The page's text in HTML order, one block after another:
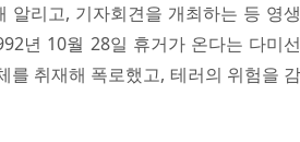
알리고, 기자회견을 개최하는 등 영
년 10월 28일 휴거가 온다는 다미
를 취재해 폭로했고, 테러의 위험을